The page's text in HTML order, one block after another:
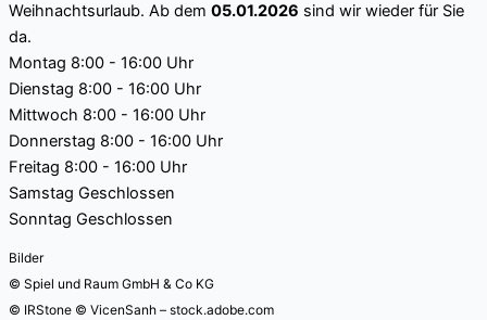
Weihnachtsurlaub. Ab dem 05.01.2026 sind wir wieder für Sie
da.
Montag 8:00 - 16:00 Uhr
Dienstag 8:00 - 16:00 Uhr
Mittwoch 8:00 - 16:00 Uhr
Donnerstag 8:00 - 16:00 Uhr
Freitag 8:00 - 16:00 Uhr
Samstag Geschlossen
Sonntag Geschlossen
Bilder
© Spiel und Raum GmbH & Co KG
© IRStone © VicenSanh – stock.adobe.com